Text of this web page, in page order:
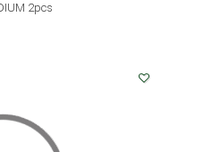
2pcs